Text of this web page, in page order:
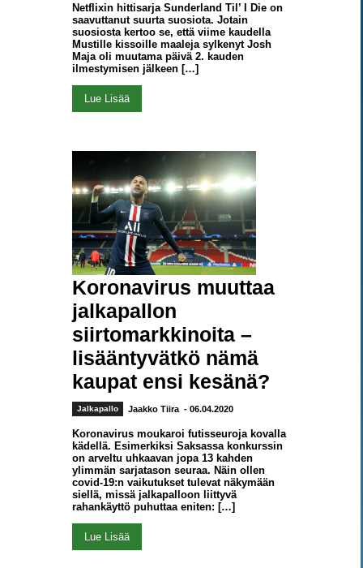
Netflixin hittisarja Sunderland Til’ I Die on
saavuttanut suurta suosiota. Jotain
suosiosta kertoo se, että viime kaudella
Mustille kissoille maaleja sylkenyt Josh
Maja oli muutama päivä 2. kauden
ilmestymisen jälkeen […]
Lue Lisää
Koronavirus muuttaa
jalkapallon
siirtomarkkinoita –
lisääntyvätkö nämä
kaupat ensi kesänä?
Jalkapallo Jaakko Tiira - 06.04.2020
Koronavirus moukaroi futisseuroja kovalla
kädellä. Esimerkiksi Saksassa konkurssin
on arveltu uhkaavan jopa 13 kahden
ylimmän sarjatason seuraa. Näin ollen
covid-19:n vaikutukset tulevat näkymään
siellä, missä jalkapalloon liittyvä
rahankäyttö puhuttaa eniten: […]
Lue Lisää